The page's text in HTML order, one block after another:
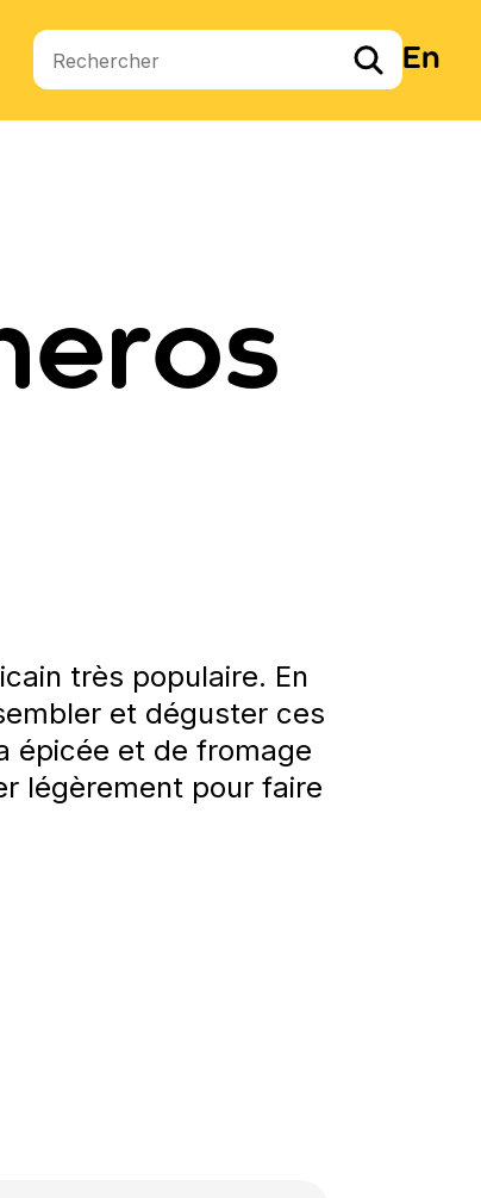
Termes de recherche En
très populaire. En
et déguster ces
épicée et de fromage
légèrement pour faire